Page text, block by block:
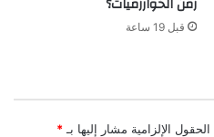
قبل 19 ساعة
الحقول الإلزامية مشار إليها بـ *